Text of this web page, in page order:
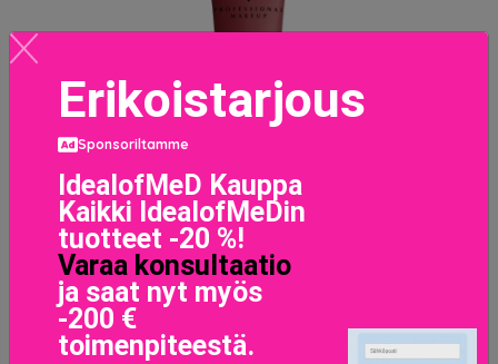
Erikoistarjous
Sponsoriltamme
IdealofMeD Kauppa
Kaikki IdealofMeDin
tuotteet -20 %!
Varaa konsultaatio
ja saat nyt myös
-200 €
toimenpiteestä.